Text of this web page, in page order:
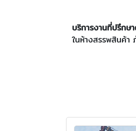
บริการงานที่ปรึกษ
ในห้างสรรพสินค้า